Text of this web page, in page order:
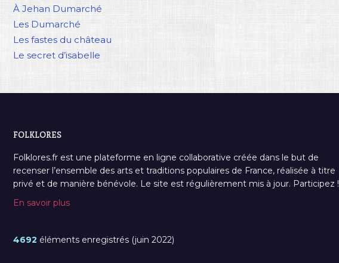
À Jehan Dumarché
Les Dumarché
Les fastes du château
Le secret d’isabelle
FOLKLORES
Folklores.fr est une plateforme en ligne collaborative créée dans le but de
recenser l’ensemble des arts et traditions populaires de France, réalisée à titre
privé et de manière bénévole. Le site est régulièrement mis à jour. Participez !
En savoir plus
4692 éléments enregistrés (juin 2022)